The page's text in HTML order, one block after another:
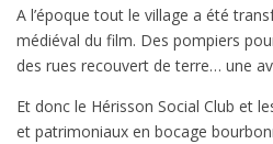
A l’époque tout le village a été
médiéval du film. Des pompiers
des rues recouvert de terre… une
Et donc le Hérisson Social Club et
et patrimoniaux en bocage